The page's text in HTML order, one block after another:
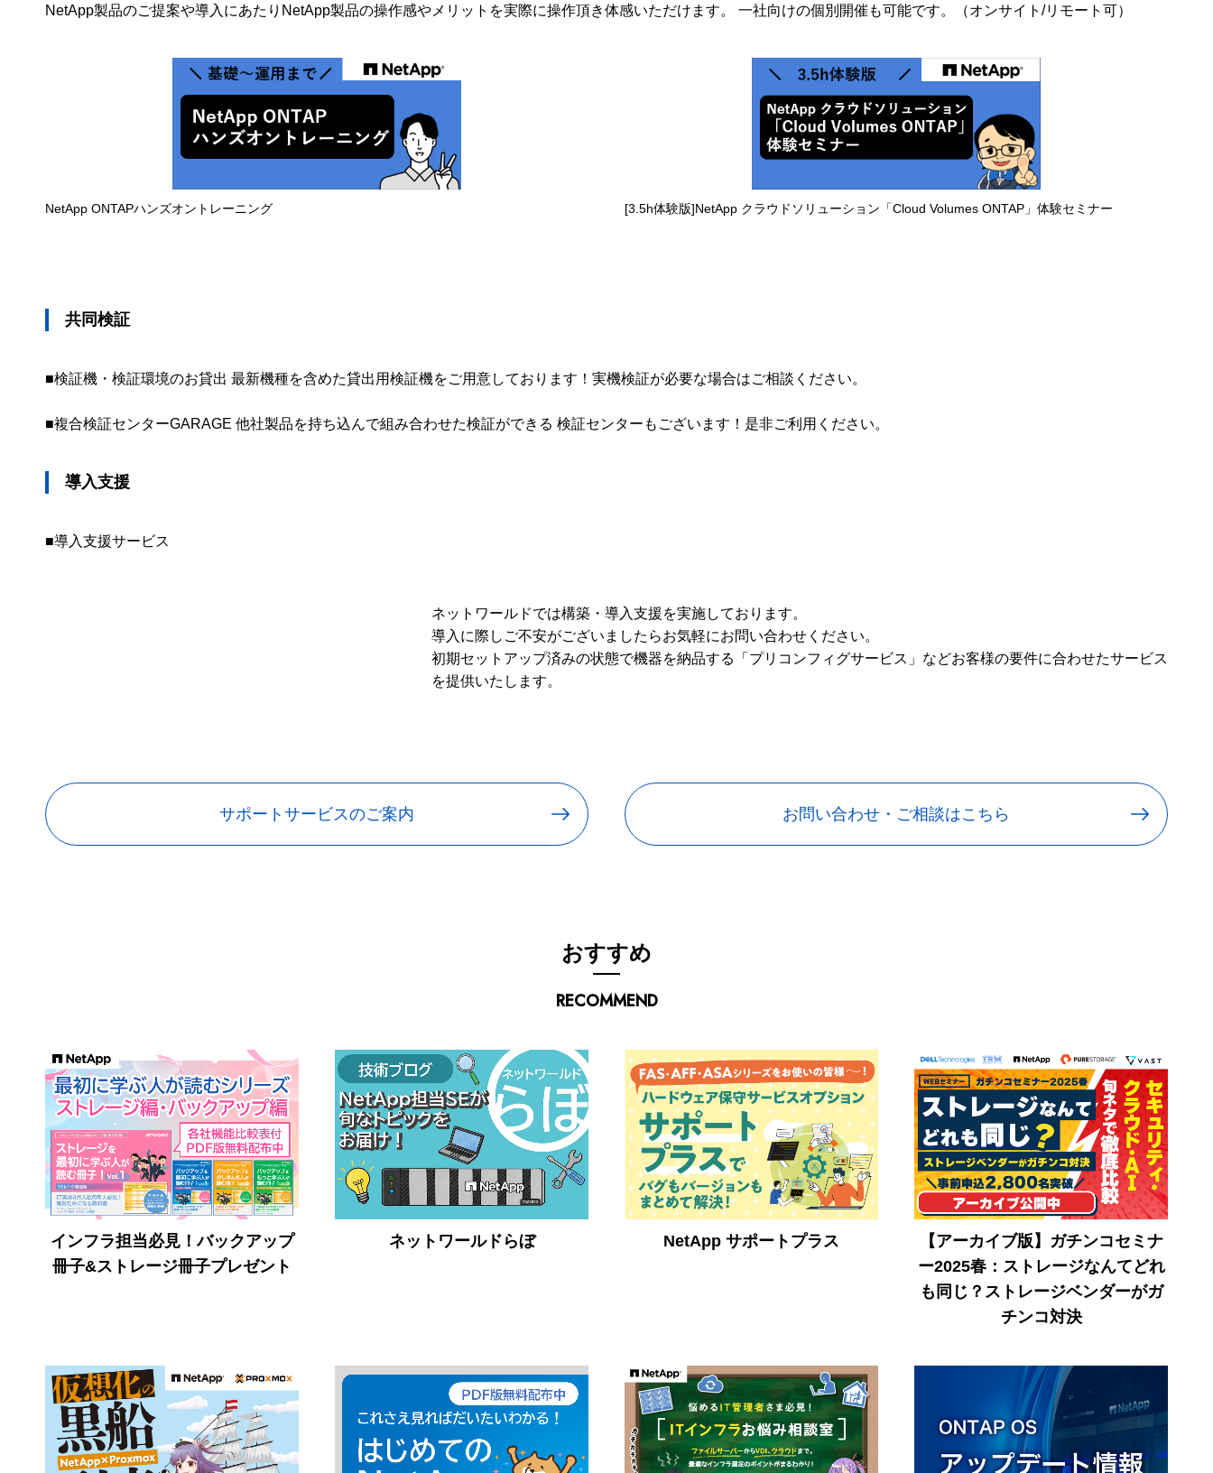
NetApp製品のご提案や導入にあたりNetApp製品の操作感やメリットを実際に操作頂き体感いただけます。 一社向けの個別開催も可能です。（オンサイト/リモート可）
NetApp ONTAPハンズオントレーニング [3.5h体験版]NetApp クラウドソリューション「Cloud Volumes ONTAP」体験セミナー
共同検証
■検証機・検証環境のお貸出 最新機種を含めた貸出用検証機をご用意しております！実機検証が必要な場合はご相談ください。
■複合検証センターGARAGE 他社製品を持ち込んで組み合わせた検証ができる 検証センターもございます！是非ご利用ください。
導入支援
■導入支援サービス
ネットワールドでは構築・導入支援を実施しております。
導入に際しご不安がございましたらお気軽にお問い合わせください。
初期セットアップ済みの状態で機器を納品する「プリコンフィグサービス」などお客様の要件に合わせたサービス
を提供いたします。
サポートサービスのご案内 お問い合わせ・ご相談はこちら
RECOMMEND
おすすめ
インフラ担当必見！バックアップ
冊子&ストレージ冊子プレゼント
ネットワールドらぼ NetApp サポートプラス
【アーカイブ版】ガチンコセミナ
ー2025春：ストレージなんてどれ
も同じ？ストレージベンダーがガ
チンコ対決